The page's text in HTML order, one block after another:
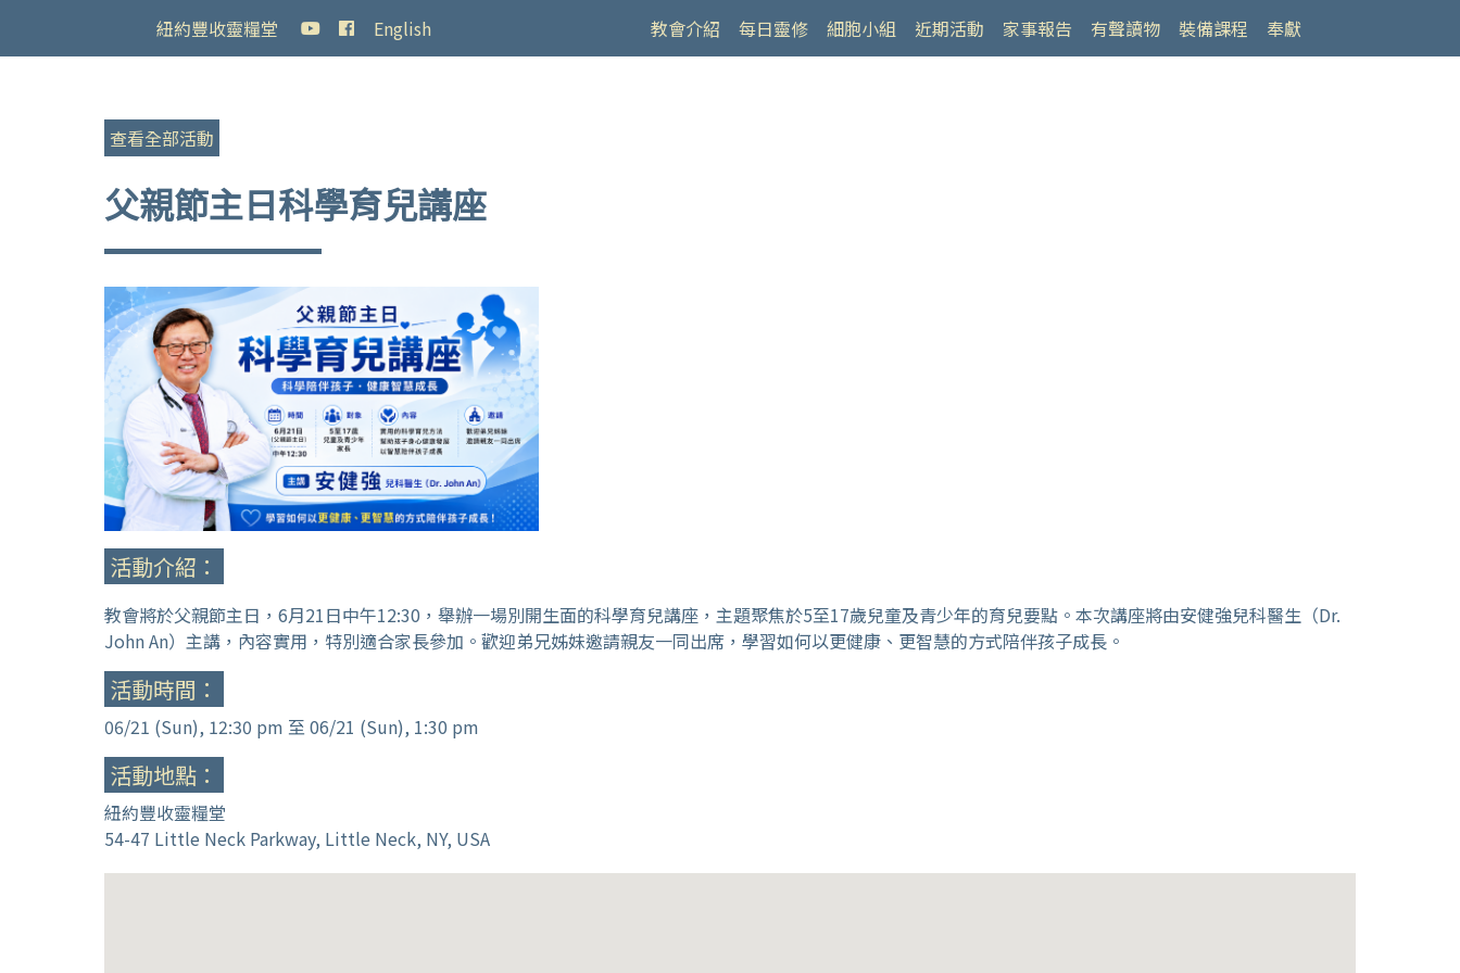
紐約豐收靈糧堂 English 教會介紹 每日靈修 細胞小組 近期活動 家事報告 有聲讀物 裝備課程 奉獻
查看全部活動
父親節主日科學育兒講座
活動介紹：
教會將於父親節主日，6月21日中午12:30，舉辦一場別開生面的科學育兒講座，主題聚焦於5至17歲兒童及青少年的育兒要點。本次講座將由安健強兒科醫生（Dr.
John An）主講，內容實用，特別適合家長參加。歡迎弟兄姊妹邀請親友一同出席，學習如何以更健康、更智慧的方式陪伴孩子成長。
活動時間：
06/21 (Sun), 12:30 pm 至 06/21 (Sun), 1:30 pm
活動地點：
紐約豐收靈糧堂
54-47 Little Neck Parkway, Little Neck, NY, USA